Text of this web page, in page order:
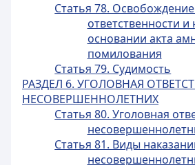
Статья 78.
ответственности и
основании акта
помилования
Статья 79. Судимость
РАЗДЕЛ 6. УГОЛОВНАЯ
НЕСОВЕРШЕННОЛЕТНИХ
Статья 80. Уголовная
Статья 81. Виды